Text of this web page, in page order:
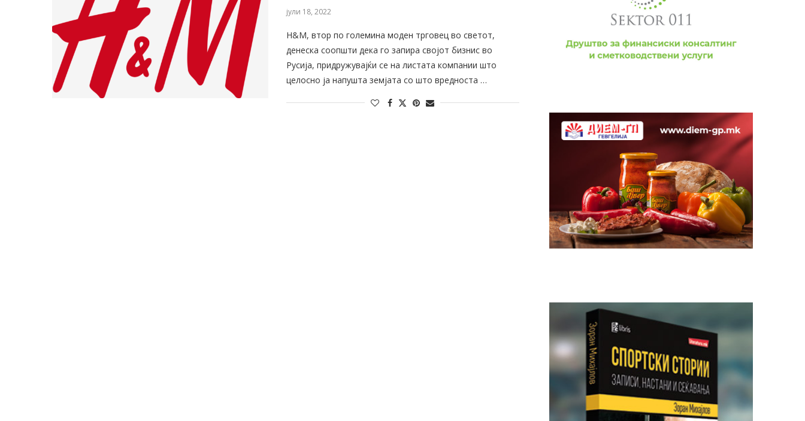
јули 18, 2022
H&М, втор по големина моден трговец во светот,
денеска соопшти дека го запира својот бизнис во
Русија, придружувајќи се на листата компании што
целосно ја напушта земјата со што вредноста …